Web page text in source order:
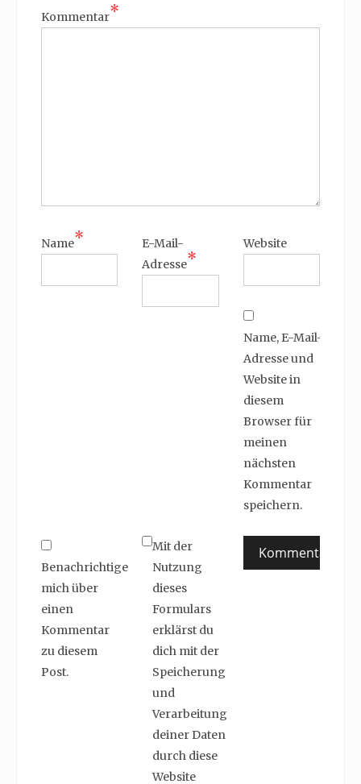
Kommentar*
Name*
E-Mail-
Adresse*
Website
Name, E-Mail-
Adresse und
Website in
diesem
Browser für
meinen
nächsten
Kommentar
speichern.
Benachrichtige
mich über
einen
Kommentar
zu diesem
Post.
Mit der
Nutzung
dieses
Formulars
erklärst du
dich mit der
Speicherung
und
Verarbeitung
deiner Daten
durch diese
Website